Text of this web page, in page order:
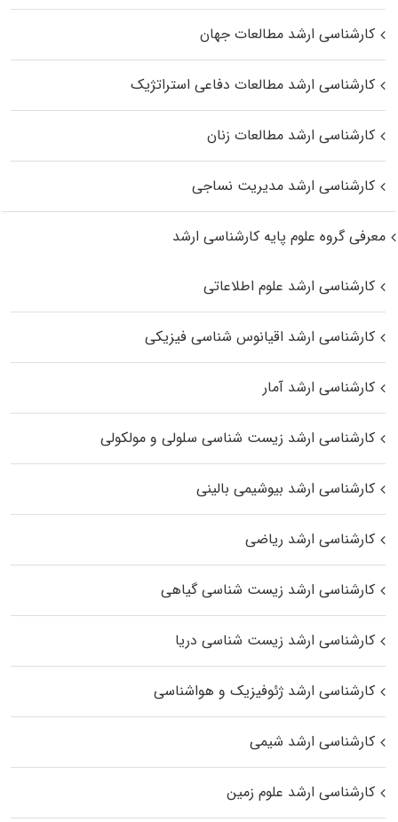
کارشناسی ارشد مطالعات جهان
کارشناسی ارشد مطالعات دفاعی استراتژیک
کارشناسی ارشد مطالعات زنان
کارشناسی ارشد مدیریت نساجی
معرفی گروه علوم پایه کارشناسی ارشد
کارشناسی ارشد علوم اطلاعاتی
کارشناسی ارشد اقیانوس‌ شناسی فیزیکی
کارشناسی ارشد آمار
کارشناسی ارشد زیست شناسی سلولی و مولکولی
کارشناسی ارشد بیوشیمی بالینی
کارشناسی ارشد ریاضی
کارشناسی ارشد زیست‌ شناسی گیاهی
کارشناسی ارشد زیست‌ شناسی دریا
کارشناسی ارشد ژئوفیزیک و هواشناسی
کارشناسی ارشد شیمی
کارشناسی ارشد علوم زمین